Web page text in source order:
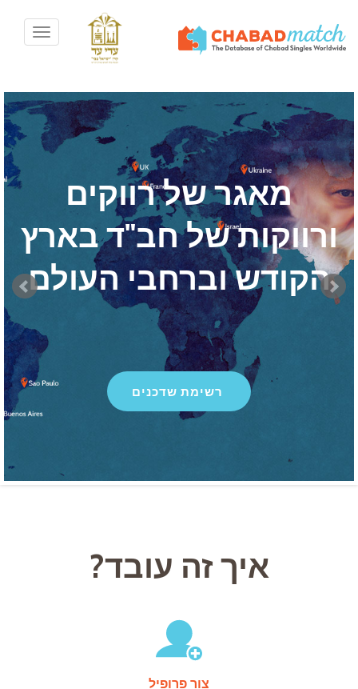
Toggle
מאגר של רווקים
ורווקות של חב"ד בארץ
הקודש וברחבי העולם
רשימת שדכנים
איך זה עובד?
צור פרופיל